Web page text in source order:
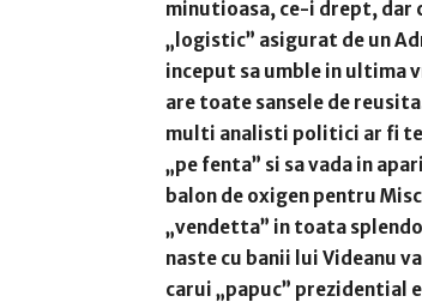
minutioasa, ce-i drept, dar
„logistic” asigurat de un
inceput sa umble in ultima
are toate sansele de
multi analisti politici ar fi
„pe fenta” si sa vada in
balon de oxigen pentru
„vendetta” in toata
naste cu banii lui Videanu
carui „papuc” prezidential